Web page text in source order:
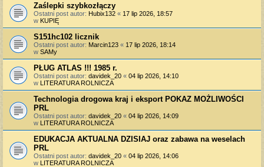
Zaślepki szybkozłączy
Ostatni post autor: Hubix132 « 17 lip 2026, 18:57
w KUPIĘ
S151hc102 licznik
Ostatni post autor: Marcin123 « 17 lip 2026, 18:14
w SAMy
PŁUG ATLAS !!! 1985 r.
Ostatni post autor: davidek_20 « 04 lip 2026, 14:10
w LITERATURA ROLNICZA
Technologia drogowa kraj i eksport POKAZ MOŻLIWOŚCI
PRL
Ostatni post autor: davidek_20 « 04 lip 2026, 14:09
w LITERATURA ROLNICZA
EDUKACJA AKTUALNA DZISIAJ oraz zabawa na weselach
PRL
Ostatni post autor: davidek_20 « 04 lip 2026, 14:06
w LITERATURA ROLNICZA